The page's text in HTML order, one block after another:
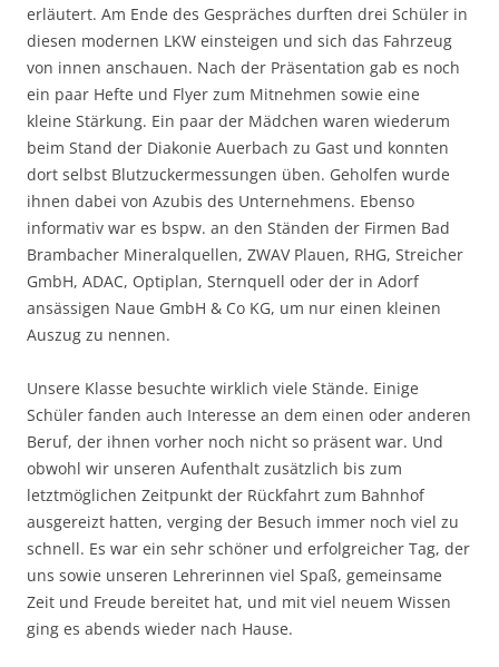
erläutert. Am Ende des Gespräches durften drei Schüler in
diesen modernen LKW einsteigen und sich das Fahrzeug
von innen anschauen. Nach der Präsentation gab es noch
ein paar Hefte und Flyer zum Mitnehmen sowie eine
kleine Stärkung. Ein paar der Mädchen waren wiederum
beim Stand der Diakonie Auerbach zu Gast und konnten
dort selbst Blutzuckermessungen üben. Geholfen wurde
ihnen dabei von Azubis des Unternehmens. Ebenso
informativ war es bspw. an den Ständen der Firmen Bad
Brambacher Mineralquellen, ZWAV Plauen, RHG, Streicher
GmbH, ADAC, Optiplan, Sternquell oder der in Adorf
ansässigen Naue GmbH & Co KG, um nur einen kleinen
Auszug zu nennen.
Unsere Klasse besuchte wirklich viele Stände. Einige
Schüler fanden auch Interesse an dem einen oder anderen
Beruf, der ihnen vorher noch nicht so präsent war. Und
obwohl wir unseren Aufenthalt zusätzlich bis zum
letztmöglichen Zeitpunkt der Rückfahrt zum Bahnhof
ausgereizt hatten, verging der Besuch immer noch viel zu
schnell. Es war ein sehr schöner und erfolgreicher Tag, der
uns sowie unseren Lehrerinnen viel Spaß, gemeinsame
Zeit und Freude bereitet hat, und mit viel neuem Wissen
ging es abends wieder nach Hause.